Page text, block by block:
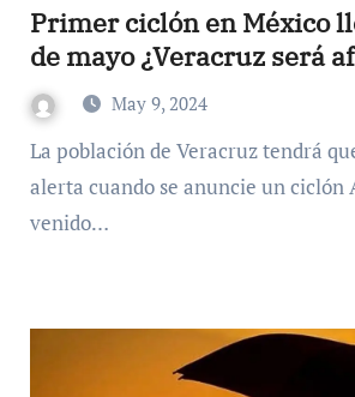
Primer ciclón en México
de mayo ¿Veracruz será
May 9, 2024
La población de Veracruz tendrá que mantenerse en
alerta cuando se anuncie un ciclón
venido…